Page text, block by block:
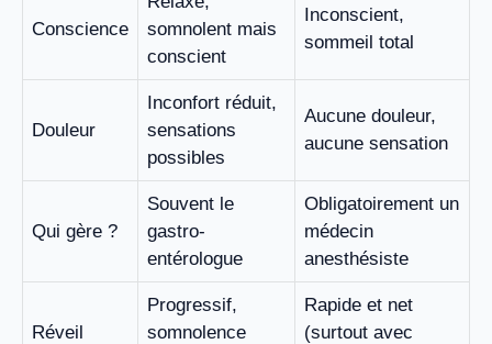
Conscience
somnolent mais
conscient
Inconscient,
sommeil total
Douleur
Inconfort réduit,
sensations
possibles
Aucune douleur,
aucune sensation
Qui gère ?
Souvent le
gastro-
entérologue
Obligatoirement un
médecin
anesthésiste
Réveil
Progressif,
somnolence
Rapide et net
(surtout avec